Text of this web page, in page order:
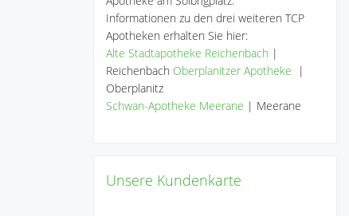
Informationen zu den drei weiteren TCP
Apotheken erhalten Sie hier:
Alte Stadtapotheke Reichenbach |
Reichenbach Oberplanitzer Apotheke |
Oberplanitz
Schwan-Apotheke Meerane | Meerane
Unsere Kundenkarte